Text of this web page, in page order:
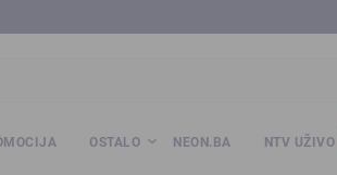
OSTALO NEON.BA NTV UŽIVO